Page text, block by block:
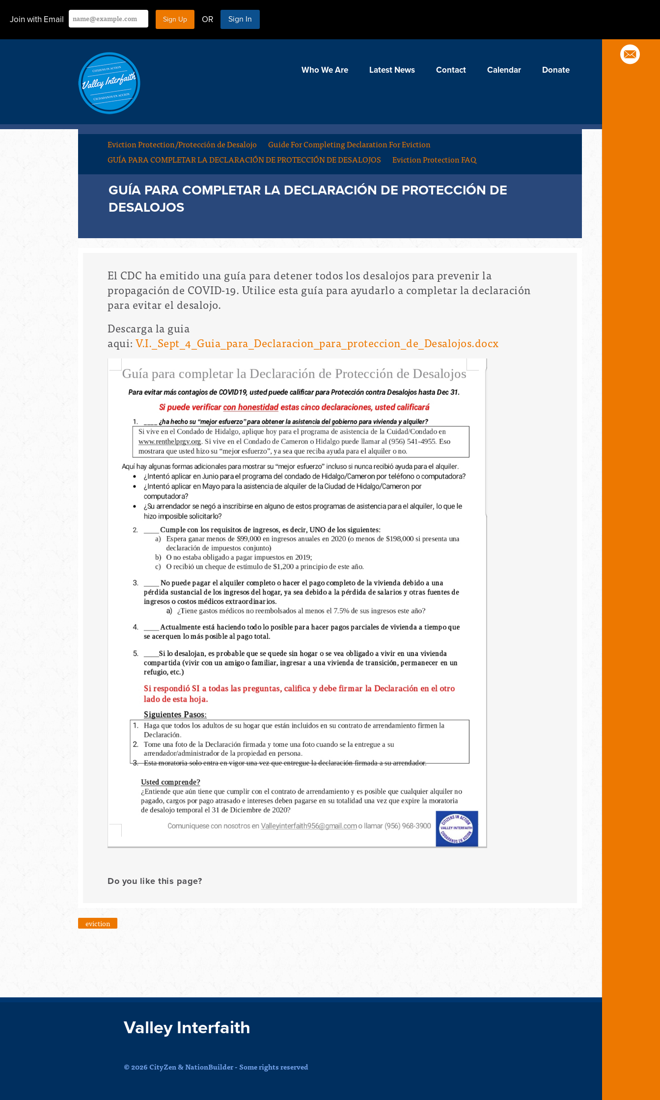
Join with Email OR Sign In
Who We Are Latest News Contact Calendar Donate
Eviction Protection/Protección de Desalojo
Guide For Completing Declaration For Eviction
GUÍA PARA COMPLETAR LA DECLARACIÓN DE PROTECCIÓN DE DESALOJOS
Eviction Protection FAQ
GUÍA PARA COMPLETAR LA DECLARACIÓN DE PROTECCIÓN DE
DESALOJOS
El CDC ha emitido una guía para detener todos los desalojos para prevenir la
propagación de COVID-19. Utilice esta guía para ayudarlo a completar la declaración
para evitar el desalojo.
Descarga la guia
aqui: V.I._Sept_4_Guia_para_Declaracion_para_proteccion_de_Desalojos.docx
Do you like this page?
eviction
Valley Interfaith
© 2026 CityZen & NationBuilder - Some rights reserved